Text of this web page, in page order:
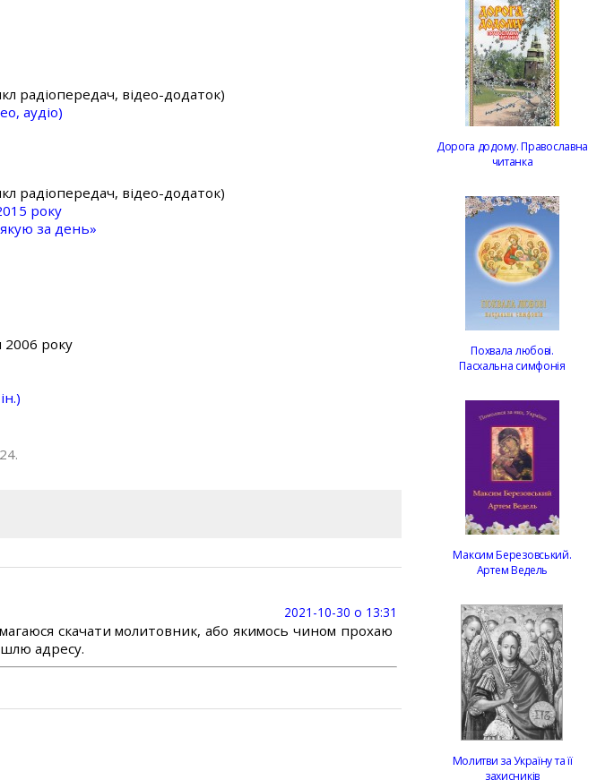
радіопередач, відео-додаток)
аудіо)
радіопередач, відео-додаток)
року
за день»
2006 року
2021-10-30 о 13:31
скачати молитовник, або якимось чином прохаю
адресу.
Дорога додому. Православна
читанка
Похвала любові.
Пасхальна симфонія
Максим Березовський.
Артем Ведель
Молитви за Україну та її
захисників